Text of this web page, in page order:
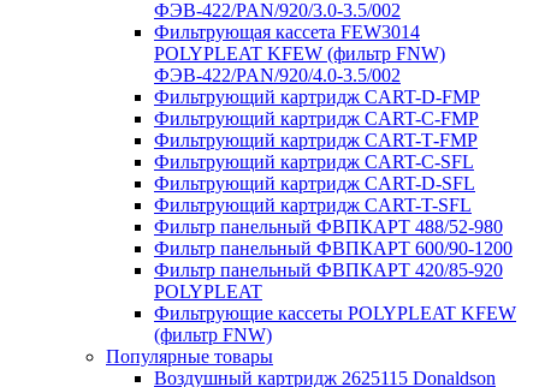
ФЭВ-422/PAN/920/3.0-3.5/002
Фильтрующая кассета FEW3014
POLYPLEAT KFEW (фильтр FNW)
ФЭВ-422/PAN/920/4.0-3.5/002
Фильтрующий картридж CART-D-FMP
Фильтрующий картридж CART-С-FMP
Фильтрующий картридж CART-Т-FMP
Фильтрующий картридж CART-C-SFL
Фильтрующий картридж CART-D-SFL
Фильтрующий картридж CART-T-SFL
Фильтр панельный ФВПКАРТ 488/52-980
Фильтр панельный ФВПКАРТ 600/90-1200
Фильтр панельный ФВПКАРТ 420/85-920
POLYPLEAT
Фильтрующие кассеты POLYPLEAT KFEW
(фильтр FNW)
Популярные товары
Воздушный картридж 2625115 Donaldson